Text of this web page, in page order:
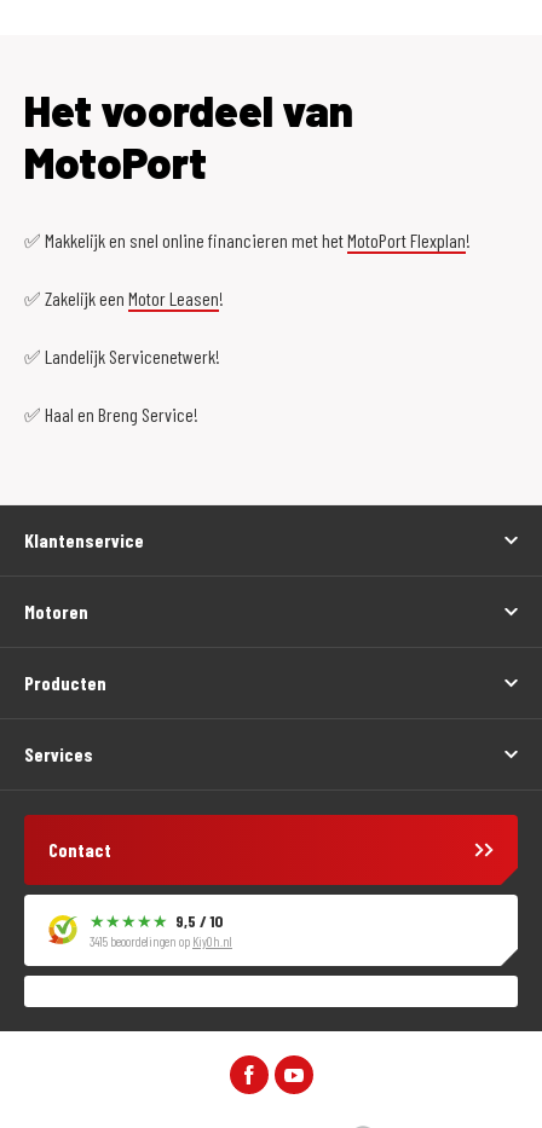
Het voordeel van
MotoPort
✅ Makkelijk en snel online financieren met hetMotoPort Flexplan!
✅ Zakelijk een Motor Leasen!
✅ Landelijk Servicenetwerk!
✅ Haal en Breng Service!
Klantenservice
Motoren
Producten
Services
Contact
9,5 / 10
3415 beoordelingen op KiyOh.nl